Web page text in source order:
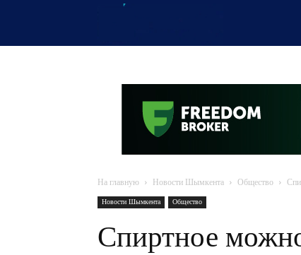
На главную Новости Шымкента Общество
Новости Шымкента Общество
Спиртное